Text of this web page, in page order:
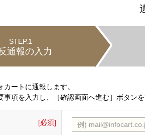
STEP.1
通報の入力
ートに通報します。
事項を入力し、［確認画面へ進む］ボタンを
[必須]